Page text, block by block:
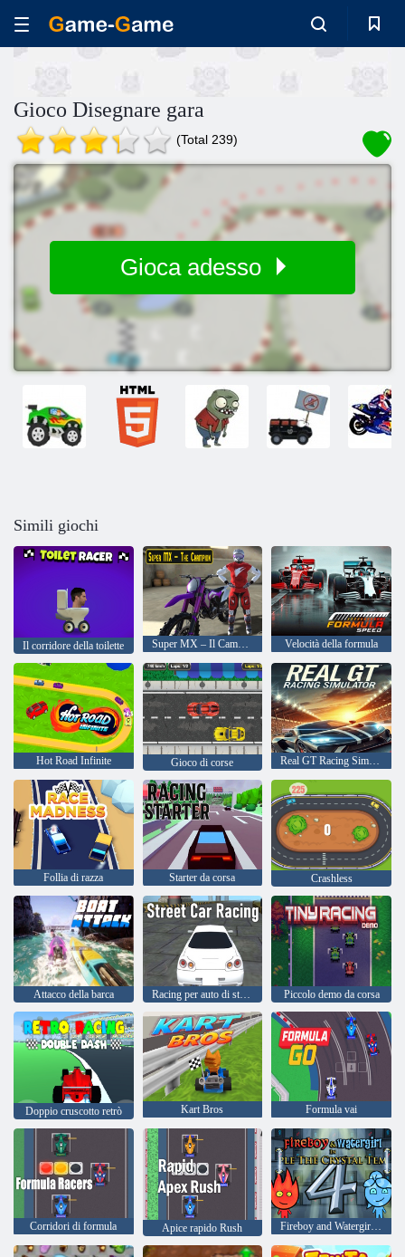
Gioco Disegnare gara
(Total 239)
Gioca adesso
Simili giochi
Il corridore della toilette Super MX – Il Campione Velocità della formula
Hot Road Infinite Gioco di corse Real GT Racing Simulator
Follia di razza Starter da corsa Crashless
Attacco della barca Racing per auto di strada Piccolo demo da corsa
Doppio cruscotto retrò Kart Bros Formula vai
Corridori di formula Apice rapido Rush Fireboy and Watergirl 4: Tempio di Cristallo